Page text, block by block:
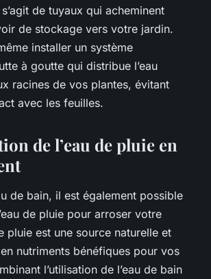
de tuyaux qui acheminent
de stockage vers votre jardin.
installer un système
à goutte qui distribue l’eau
racines de vos plantes, évitant
avec les feuilles.
de l’eau de pluie en
de bain, il est également possible
de pluie pour arroser votre
pluie est une source naturelle et
nutriments bénéfiques pour vos
l’utilisation de l’eau de bain